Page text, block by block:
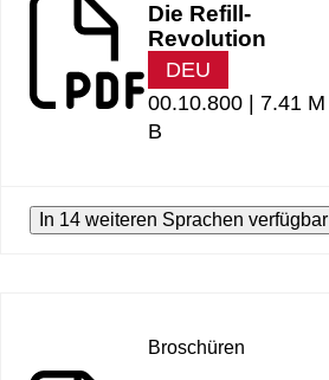
Die Refill-
Revolution
DEU
00.10.800 | 7.41 M
B
In 14 weiteren Sprachen verfügbar
Broschüren